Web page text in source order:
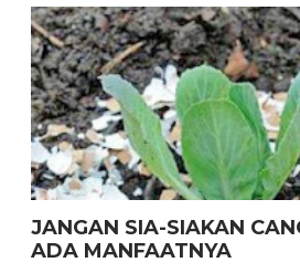
JANGAN SIA-SIAKAN
ADA MANFAATNYA